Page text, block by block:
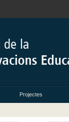
Projectes